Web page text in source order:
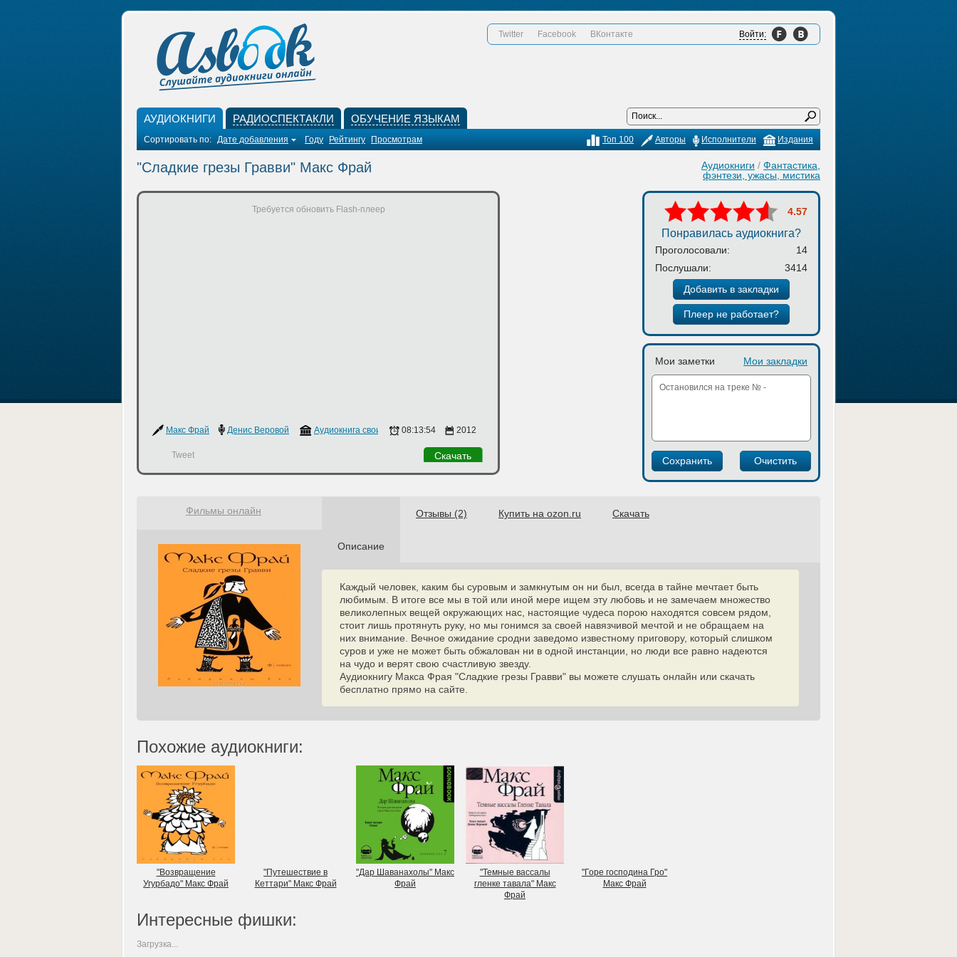
Twitter Facebook ВКонтакте Войти:
АУДИОКНИГИ РАДИОСПЕКТАКЛИ ОБУЧЕНИЕ ЯЗЫКАМ
Сортировать по: Дате добавления Году Рейтингу Просмотрам Издания
Исполнители
Авторы
Топ 100
Аудиокниги / Фантастика,
фэнтези, ужасы, мистика
"Сладкие грезы Гравви" Макс Фрай
Требуется обновить Flash-плеер
Макс Фрай Денис Веровой Аудиокнига своими руками
08:13:54 2012
Tweet Скачать
4.57
Понравилась аудиокнига?
Проголосовали:
14
Послушали:
3414
Добавить в закладки
Плеер не работает?
Мои заметки Мои закладки
Описание
Отзывы (2) Купить на ozon.ru Скачать
Каждый человек, каким бы суровым и замкнутым он ни был, всегда в тайне мечтает быть
любимым. В итоге все мы в той или иной мере ищем эту любовь и не замечаем множество
великолепных вещей окружающих нас, настоящие чудеса порою находятся совсем рядом,
стоит лишь протянуть руку, но мы гонимся за своей навязчивой мечтой и не обращаем на
них внимание. Вечное ожидание сродни заведомо известному приговору, который слишком
суров и уже не может быть обжалован ни в одной инстанции, но люди все равно надеются
на чудо и верят свою счастливую звезду.
Аудиокнигу Макса Фрая "Сладкие грезы Гравви" вы можете слушать онлайн или скачать
бесплатно прямо на сайте.
Фильмы онлайн
Похожие аудиокниги:
"Возвращение
Угурбадо" Макс Фрай
"Путешествие в
Кеттари" Макс Фрай
"Дар Шаванахолы" Макс
Фрай
"Темные вассалы
гленке тавала" Макс
Фрай
"Горе господина Гро"
Макс Фрай
Интересные фишки:
Загрузка...